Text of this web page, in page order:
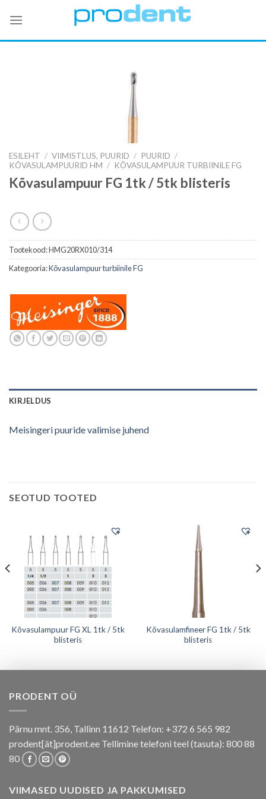
ESILEHT / VIIMISTLUS, PUURID / PUURID /
KÕVASULAMPUURID HM / KÕVASULAMPUUR TURBIINILE FG
Kõvasulampuur FG 1tk / 5tk blisteris
Tootekood:HMG20RX010/314
Kategooria:Kõvasulampuur turbiinile FG
KIRJELDUS
Meisingeri puuride valimise juhend
SEOTUD TOOTED
Kõvasulampuur FG XL 1tk / 5tk
blisteris
Kõvasulamfineer FG 1tk / 5tk
blisteris
PRODENT OÜ
Pärnu mnt. 356, Tallinn 11612 Telefon: +372 6 565 982
prodent[ät]prodent.ee Tellimine telefoni teel (tasuta): 800 88
80
VIIMASED UUDISED JA PAKKUMISED